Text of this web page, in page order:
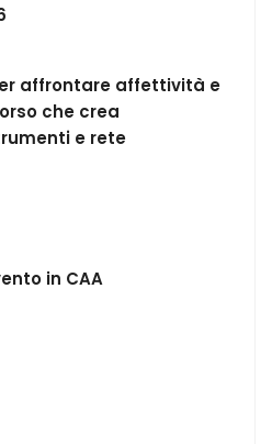
affrontare affettività e
che crea
e rete
in CAA